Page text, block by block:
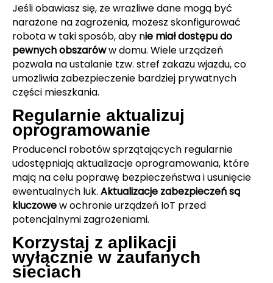
Jeśli obawiasz się, że wrażliwe dane mogą być
narażone na zagrożenia, możesz skonfigurować
robota w taki sposób, aby nie miał dostępu do
pewnych obszaróww domu. Wiele urządzeń
pozwala na ustalanie tzw. stref zakazu wjazdu, co
umożliwia zabezpieczenie bardziej prywatnych
części mieszkania.
Regularnie aktualizuj
oprogramowanie
Producenci robotów sprzątających regularnie
udostępniają aktualizacje oprogramowania, które
mają na celu poprawę bezpieczeństwa i usunięcie
ewentualnych luk. Aktualizacje zabezpieczeń są
kluczowew ochronie urządzeń IoT przed
potencjalnymi zagrożeniami.
Korzystaj z aplikacji
wyłącznie w zaufanych
sieciach